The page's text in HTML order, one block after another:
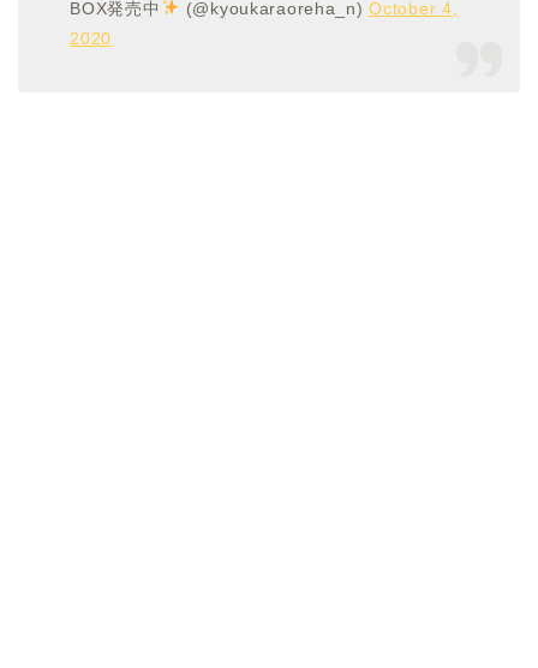
BOX発売中
(@kyoukaraoreha_n)October 4,
2020